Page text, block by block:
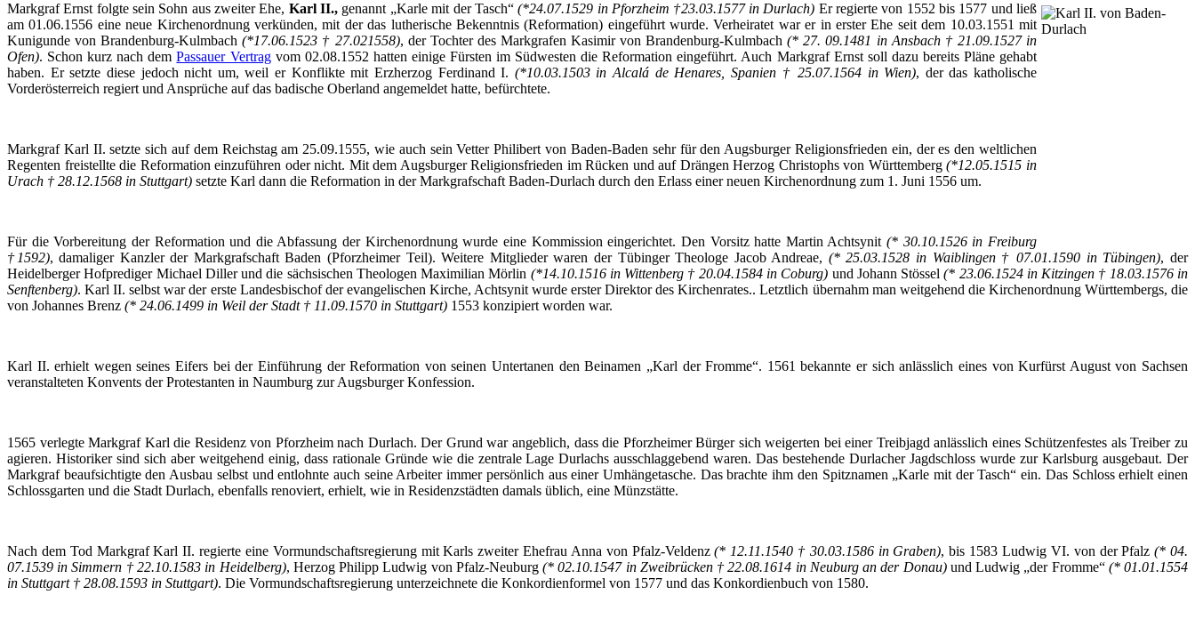
Markgraf Ernst folgte sein Sohn aus zweiter Ehe, Karl II., genannt „Karle mit derTasch“ (*24.07.1529 in Pforzheim †23.03.1577 in Durlach) Er regierte von 1552 bis 1577 und ließ
am 01.06.1556 eine neue Kirchenordnung verkünden, mit der das lutherische Bekenntnis (Reformation) eingeführt wurde. Verheiratet war er in erster Ehe seit dem 10.03.1551 mit
Kunigunde von Brandenburg-Kulmbach(*17.06.1523 † 27.021558), der Tochter des Markgrafen Kasimir von Brandenburg-Kulmbach(* 27. 09.1481 in Ansbach † 21.09.1527 in
Ofen). Schon kurz nach demPassauer Vertragvom 02.08.1552 hatten einige Fürsten im Südwesten die Reformation eingeführt. Auch Markgraf Ernst soll dazu bereits Pläne gehabt
haben. Er setzte diese jedoch nicht um, weil er Konflikte mit Erzherzog Ferdinand I. (*10.03.1503 inAlcalá de Henares, Spanien † 25.07.1564 in Wien), der das katholische
Vorderösterreich regiert und Ansprüche auf das badische Oberland angemeldet hatte, befürchtete.
Markgraf Karl II. setzte sich auf dem Reichstag am 25.09.1555, wie auch sein Vetter Philibert von Baden-Baden sehr für den Augsburger Religionsfrieden ein, der es den weltlichen
Regenten freistellte die Reformation einzuführen oder nicht. Mit dem Augsburger Religionsfrieden im Rücken und auf Drängen Herzog Christophs von Württemberg(*12.05.1515 in
Urach † 28.12.1568 in Stuttgart) setzte Karl dann die Reformation in der Markgrafschaft Baden-Durlach durch den Erlass einer neuen Kirchenordnung zum 1. Juni 1556 um.
Für die Vorbereitung der Reformation und die Abfassung der Kirchenordnung wurde eine Kommission eingerichtet. Den Vorsitz hatte Martin Achtsynit (* 30.10.1526 in Freiburg
†1592), damaliger Kanzler der Markgrafschaft Baden (Pforzheimer Teil). Weitere Mitglieder waren der Tübinger Theologe Jacob Andreae, (* 25.03.1528 in Waiblingen † 07.01.1590 in Tübingen), der
Heidelberger Hofprediger Michael Dillerund die sächsischen Theologen MaximilianMörlin (*14.10.1516 in Wittenberg † 20.04.1584 in Coburg) und Johann Stössel (* 23.06.1524 in Kitzingen † 18.03.1576 in
Senftenberg). Karl II. selbst war der erste Landesbischof der evangelischen Kirche, Achtsynitwurde erster Direktor des Kirchenrates.. Letztlich übernahm man weitgehend die Kirchenordnung Württembergs, die
von Johannes Brenz (* 24.06.1499 in Weil der Stadt † 11.09.1570 in Stuttgart) 1553 konzipiert worden war.
Karl II. erhielt wegen seines Eifers bei der Einführung der Reformation von seinen Untertanen den Beinamen „Karl der Fromme“. 1561 bekannte er sich anlässlich eines von Kurfürst August von Sachsen
veranstalteten Konvents der Protestanten in Naumburg zur Augsburger Konfession.
1565 verlegte Markgraf Karl die Residenz von Pforzheim nach Durlach. Der Grund war angeblich, dass die Pforzheimer Bürger sich weigerten bei einer Treibjagd anlässlich eines Schützenfestes als Treiber zu
agieren. Historiker sind sich aber weitgehend einig, dass rationale Gründe wie die zentrale LageDurlachs ausschlaggebend waren. Das bestehendeDurlacherJagdschloss wurde zur Karlsburg ausgebaut. Der
Markgraf beaufsichtigte den Ausbau selbst und entlohnte auch seine Arbeiter immer persönlich aus einer Umhängetasche. Das brachte ihm den Spitznamen „Karle mit derTasch“ ein. Das Schloss erhielt einen
Schlossgarten und die Stadt Durlach, ebenfalls renoviert, erhielt, wie in Residenzstädten damals üblich, eine Münzstätte.
Nach dem Tod Markgraf Karl II. regierte eine Vormundschaftsregierung mit Karls zweiter Ehefrau Anna von Pfalz-Veldenz (* 12.11.1540 † 30.03.1586 in Graben), bis 1583 Ludwig VI. von der Pfalz(* 04.
07.1539 in Simmern † 22.10.1583 in Heidelberg), Herzog Philipp Ludwig von Pfalz-Neuburg(* 02.10.1547 in Zweibrücken † 22.08.1614 in Neuburg an der Donau)und Ludwig „der Fromme“ (* 01.01.1554
in Stuttgart † 28.08.1593 in Stuttgart). Die Vormundschaftsregierung unterzeichnete die Konkordienformel von 1577 und das Konkordienbuch von 1580.